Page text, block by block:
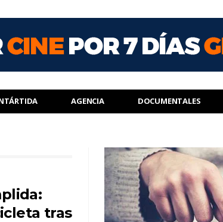
AGENCIA DOCUMENTALES
tras